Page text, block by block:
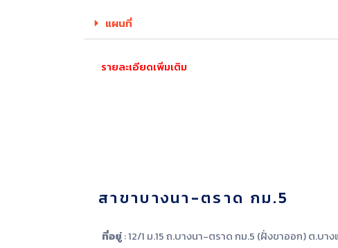
แผนที่
รายละเอียดเพิ่มเติม
สาขาบางนา-ตราด กม.5
ที่อยู่: 12/1 ม.15 ถ.บางนา-ตราด กม.5 (ฝั่งขาออก) ต.บา